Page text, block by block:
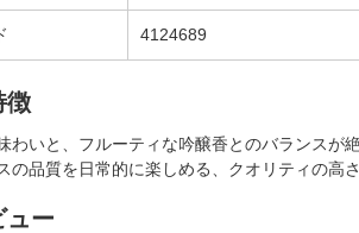
4124689
徴
わいと、フルーティな吟醸香とのバランスが
の品質を日常的に楽しめる、クオリティの高さ
ュー